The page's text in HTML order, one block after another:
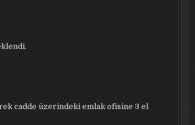
cadde üzerindeki emlak ofisine 3 el